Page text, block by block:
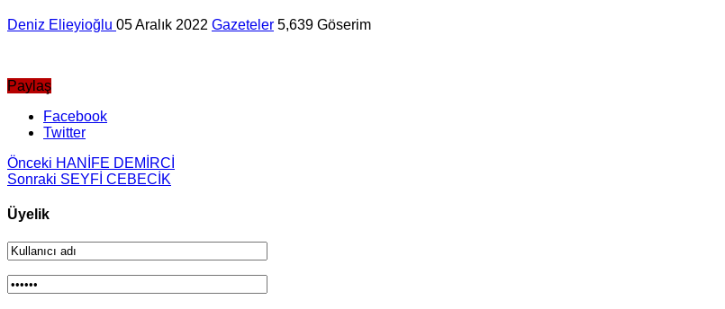
Deniz Elieyioğlu 05 Aralık 2022 Gazeteler 5,639 Göserim
Paylaş
Facebook
Twitter
Önceki HANİFE DEMİRCİ
Sonraki SEYFİ CEBECİK
Üyelik